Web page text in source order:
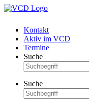
Kontakt
Aktiv im VCD
Termine
Suche
Suche